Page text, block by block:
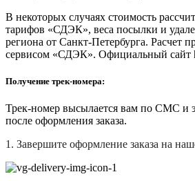
В некоторых случаях стоимость
тарифов «СДЭК», веса посылки и
региона от Санкт-Петербурга. Расчет
сервисом «СДЭК». Официальный сайт
Получение трек-номера:
Трек-номер высылается вам по СМС и
после оформления заказа.
1. Завершите оформление заказа на